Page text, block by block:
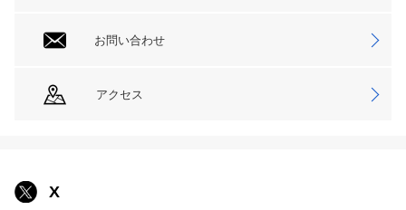
お問い合わせ
アクセス
X